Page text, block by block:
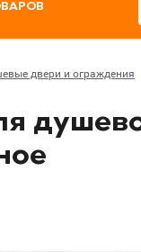
двери и ограждения